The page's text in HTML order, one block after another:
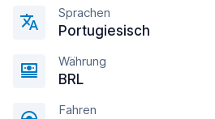
Sprachen
Portugiesisch
Währung
BRL
Fahren